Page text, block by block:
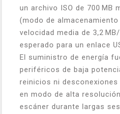
un archivo ISO de 700 MB
(modo de
velocidad media de 3,2
esperado para un enlace
El suministro de energía
periféricos de baja
reinicios ni
en modo de alta
escáner durante largas